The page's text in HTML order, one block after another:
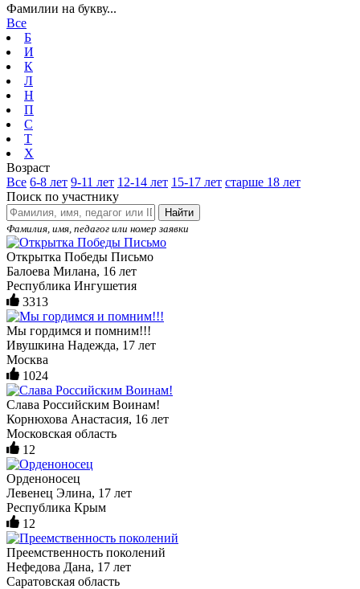
Фамилии на букву...
Все
Б
И
К
Л
Н
П
С
Т
Х
Возраст
Все 6-8 лет 9-11 лет 12-14 лет 15-17 лет старше 18 лет
Поиск по участнику
Найти
Фамилия, имя, педагог или номер заявки
Открытка Победы Письмо
Балоева Милана, 16 лет
Республика Ингушетия
3313
Мы гордимся и помним!!!
Ивушкина Надежда, 17 лет
Москва
1024
Слава Российским Воинам!
Корнюхова Анастасия, 16 лет
Московская область
12
Орденоносец
Левенец Элина, 17 лет
Республика Крым
12
Преемственность поколений
Нефедова Дана, 17 лет
Саратовская область